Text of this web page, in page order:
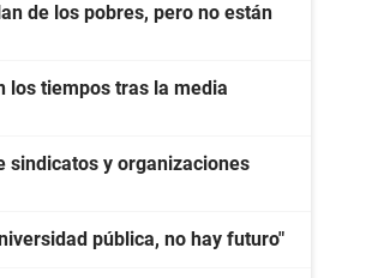
de los pobres, pero no están
los tiempos tras la media
sindicatos y organizaciones
pública, no hay futuro"